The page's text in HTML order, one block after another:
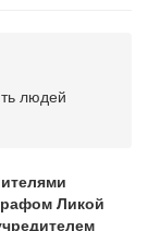
людей
Ликой